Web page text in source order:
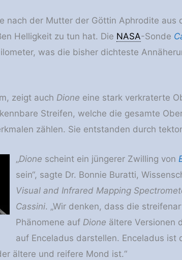
nach der Mutter der Göttin Aphrodite aus
Helligkeit zu tun hat. Die NASA-Sonde
was die bisher dichteste
zeigt auch Dione eine stark verkraterte
Streifen, welche die gesamte
zählen. Sie entstanden durch
„Dione scheint ein jüngerer Zwilling von
sein“, sagte Dr. Bonnie Buratti,
Visual and Infrared Mapping
Cassini. „Wir denken, dass die
Phänomene auf Dione ältere Versionen
auf Enceladus darstellen. Enceladus ist
ältere und reifere Mond ist.“